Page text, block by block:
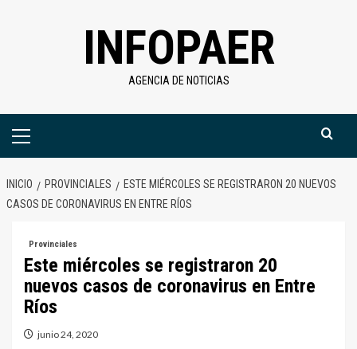
INFOPAER
AGENCIA DE NOTICIAS
Menú
INICIO PROVINCIALES
ESTE MIÉRCOLES SE REGISTRARON 20 NUEVOS
CASOS DE CORONAVIRUS EN ENTRE RÍOS
Provinciales
Este miércoles se registraron 20
nuevos casos de coronavirus en Entre
Ríos
junio 24, 2020